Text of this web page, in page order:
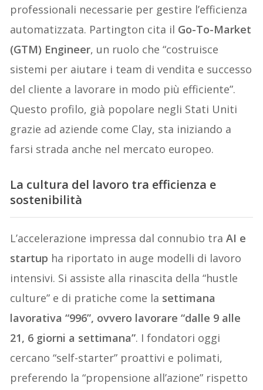
professionali necessarie per gestire l’efficienza
automatizzata. Partington cita il Go-To-Market
(GTM) Engineer, un ruolo che “costruisce
sistemi per aiutare i team di vendita e successo
del cliente a lavorare in modo più efficiente”.
Questo profilo, già popolare negli Stati Uniti
grazie ad aziende come Clay, sta iniziando a
farsi strada anche nel mercato europeo.
La cultura del lavoro tra efficienza e
sostenibilità
L’accelerazione impressa dal connubio traAI e
startup ha riportato in auge modelli di lavoro
intensivi. Si assiste alla rinascita della “hustle
culture” e di pratiche come la settimana
lavorativa “996”, ovvero lavorare “dalle 9 alle
21, 6 giorni a settimana”. I fondatori oggi
cercano “self-starter” proattivi e polimati,
preferendo la “propensione all’azione” rispetto